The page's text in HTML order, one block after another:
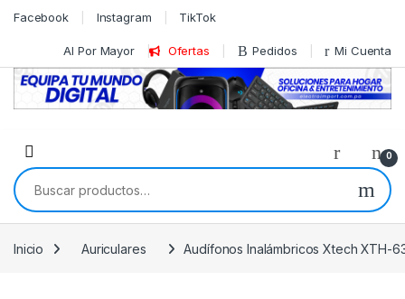
Skip to navigation
Skip to content
Facebook Instagram TikTok
Al Por Mayor Ofertas Pedidos Mi Cuenta
0
Buscar por:
Inicio Auriculares Audífonos Inalámbricos Xtech XTH-